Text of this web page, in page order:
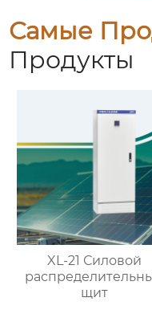
Самые
Продукты
XL-21 Силовой
щит